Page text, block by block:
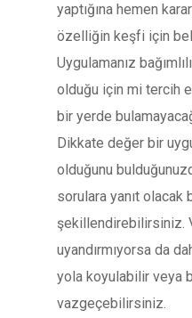
yaptığına hemen
özelliğin keşfi için
Uygulamanız
olduğu için mi tercih
bir yerde
Dikkate değer bir
olduğunu
sorulara yanıt olacak
şekillendirebilirsiniz.
uyandırmıyorsa da
yola koyulabilir veya
vazgeçebilirsiniz.